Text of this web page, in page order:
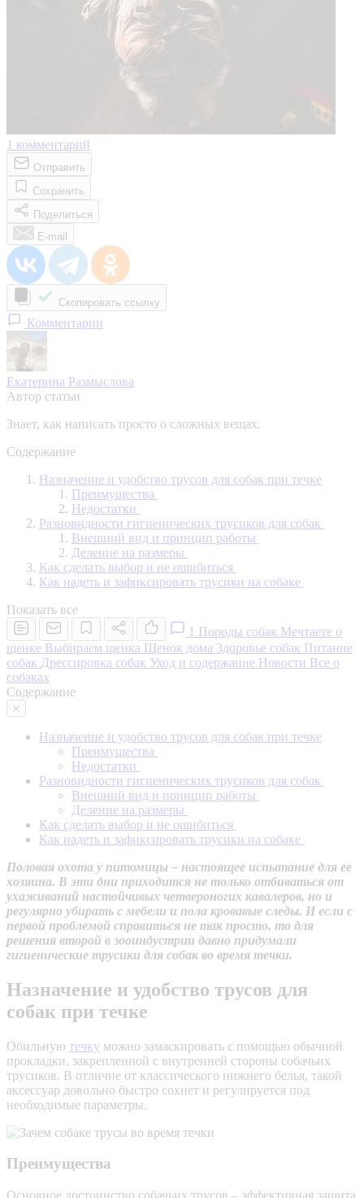
1 комментарий
Отправить
Сохранить
Поделиться
E-mail
Скопировать ссылку
Комментарии
Екатерина Размыслова
Автор статьи
Знает, как написать просто о сложных вещах.
Содержание
Назначение и удобство трусов для собак при течке
Преимущества
Недостатки
Разновидности гигиенических трусиков для собак
Внешний вид и принцип работы
Деление на размеры
Как сделать выбор и не ошибиться
Как надеть и зафиксировать трусики на собаке
Показать все
1 Породы собак Мечтаете о
щенке Выбираем щенка Щенок дома Здоровье собак Питание
собак Дрессировка собак Уход и содержание Новости Все о
собаках
Содержание
Назначение и удобство трусов для собак при течке
Преимущества
Недостатки
Разновидности гигиенических трусиков для собак
Внешний вид и принцип работы
Деление на размеры
Как сделать выбор и не ошибиться
Как надеть и зафиксировать трусики на собаке
Половая охота у питомицы – настоящее испытание для ее
хозяина. В эти дни приходится не только отбиваться от
ухаживаний настойчивых четвероногих кавалеров, но и
регулярно убирать с мебели и пола кровавые следы. И если с
первой проблемой справиться не так просто, то для
решения второй в зооиндустрии давно придумали
гигиенические трусики для собак во время течки.
Назначение и удобство трусов для
собак при течке
Обильную течку можно замаскировать с помощью обычной
прокладки, закрепленной с внутренней стороны собачьих
трусиков. В отличие от классического нижнего белья, такой
аксессуар довольно быстро сохнет и регулируется под
необходимые параметры.
Преимущества